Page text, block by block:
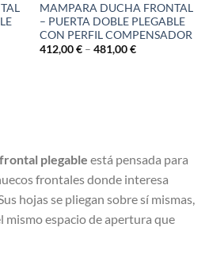
MAMPARA DUCHA FRONTAL
– PUERTA DOBLE PLEGABLE
CON PERFIL COMPENSADOR
412,00€– 481,00€
plegable está pensada para
frontales donde interesa
hojas se pliegan sobre sí mismas,
mismo espacio de apertura que